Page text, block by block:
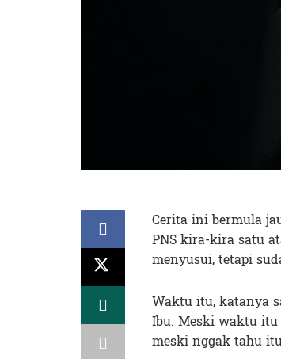
Cerita ini bermula
PNS kira-kira satu
menyusui, tetapi
Waktu itu, katanya
Ibu. Meski waktu
meski nggak tahu